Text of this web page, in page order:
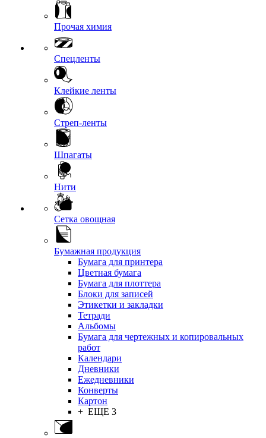
Прочая химия
Спецленты
Клейкие ленты
Стреп-ленты
Шпагаты
Нити
Сетка овощная
Бумажная продукция
Бумага для принтера
Цветная бумага
Бумага для плоттера
Блоки для записей
Этикетки и закладки
Тетради
Альбомы
Бумага для чертежных и копировальных
работ
Календари
Дневники
Ежедневники
Конверты
Картон
+ ЕЩЕ 3